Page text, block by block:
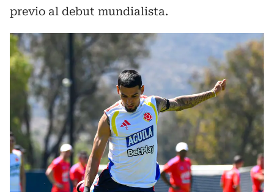
previo al debut mundialista.